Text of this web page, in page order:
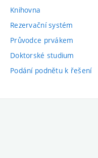
Knihovna
Rezervační systém
Průvodce prvákem
Doktorské studium
Podání podnětu k řešení